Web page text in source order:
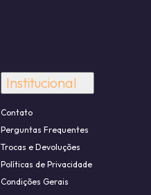
Institucional
Contato
Perguntas Frequentes
Trocas e Devoluções
Políticas de Privacidade
Condições Gerais